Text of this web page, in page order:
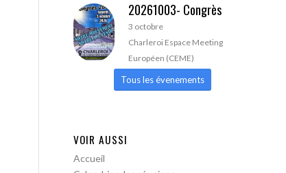
20261003- Congrès
3 octobre
Charleroi Espace Meeting
Européen (CEME)
Tous les évenements
VOIR AUSSI
Accueil